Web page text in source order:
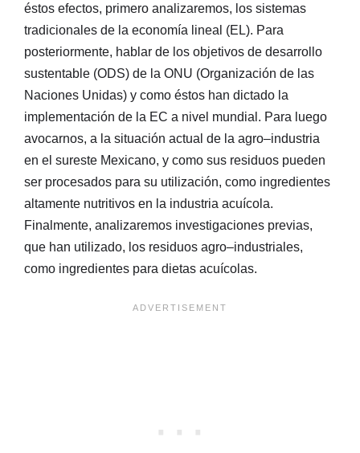
éstos efectos, primero analizaremos, los sistemas
tradicionales de la economía lineal (EL). Para
posteriormente, hablar de los objetivos de desarrollo
sustentable (ODS) de la ONU (Organización de las
Naciones Unidas) y como éstos han dictado la
implementación de la EC a nivel mundial. Para luego
avocarnos, a la situación actual de la agro–industria
en el sureste Mexicano, y como sus residuos pueden
ser procesados para su utilización, como ingredientes
altamente nutritivos en la industria acuícola.
Finalmente, analizaremos investigaciones previas,
que han utilizado, los residuos agro–industriales,
como ingredientes para dietas acuícolas.